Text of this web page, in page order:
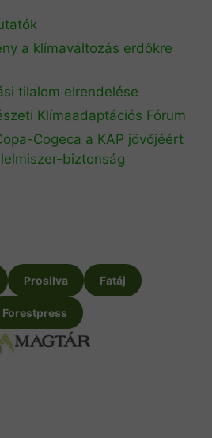
a klímaváltozás erdőkre
tilalom elrendelése
Klímaadaptációs Fórum
Cogeca a KAP jövőjéért
biztonság
Prosilva Fatáj
Forestpress